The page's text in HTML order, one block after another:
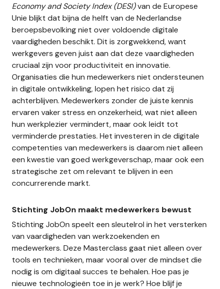
Economy and Society Index (DESI)van de Europese
Unie blijkt dat bijna de helft van de Nederlandse
beroepsbevolking niet over voldoende digitale
vaardigheden beschikt. Dit is zorgwekkend, want
werkgevers geven juist aan dat deze vaardigheden
cruciaal zijn voor productiviteit en innovatie.
Organisaties die hun medewerkers niet ondersteunen
in digitale ontwikkeling, lopen het risico dat zij
achterblijven. Medewerkers zonder de juiste kennis
ervaren vaker stress en onzekerheid, wat niet alleen
hun werkplezier vermindert, maar ook leidt tot
verminderde prestaties. Het investeren in de digitale
competenties van medewerkers is daarom niet alleen
een kwestie van goed werkgeverschap, maar ook een
strategische zet om relevant te blijven in een
concurrerende markt.
Stichting JobOn maakt medewerkers bewust
Stichting JobOn speelt een sleutelrol in het versterken
van vaardigheden van werkzoekenden en
medewerkers. Deze Masterclass gaat niet alleen over
tools en technieken, maar vooral over de mindset die
nodig is om digitaal succes te behalen. Hoe pas je
nieuwe technologieën toe in je werk? Hoe blijf je